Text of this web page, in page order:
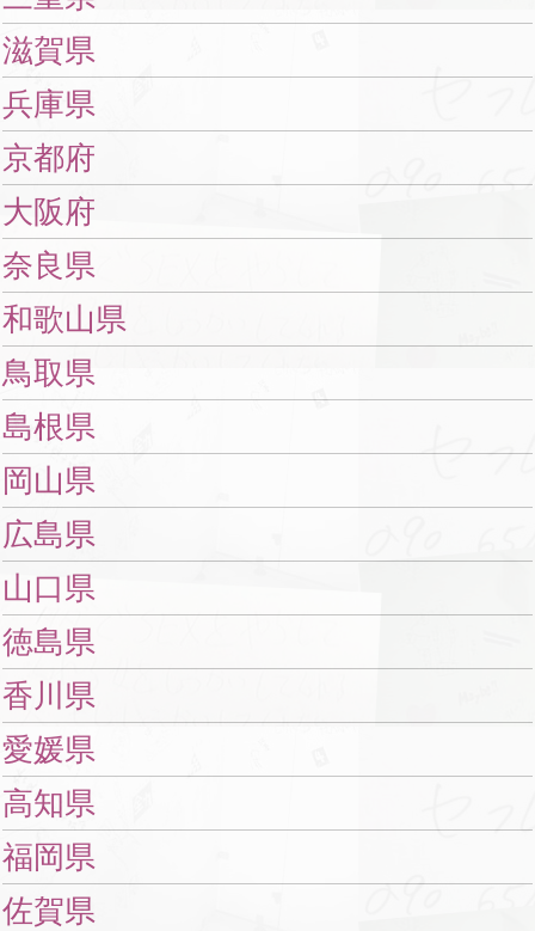
滋賀県
兵庫県
京都府
大阪府
奈良県
和歌山県
鳥取県
島根県
岡山県
広島県
山口県
徳島県
香川県
愛媛県
高知県
福岡県
佐賀県